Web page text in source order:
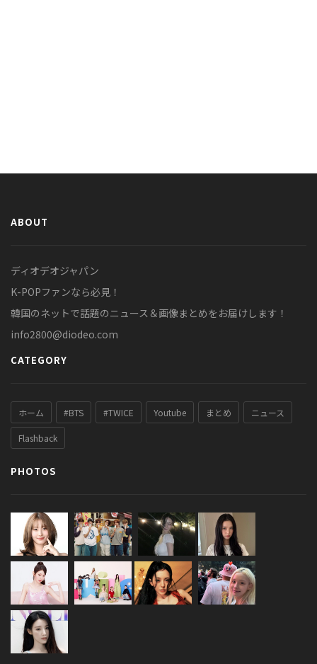
ABOUT
ディオデオジャパン
K-POPファンなら必見！
韓国のネットで話題のニュース＆画像まとめをお届けします！
info2800@diodeo.com
CATEGORY
ホーム #BTS #TWICE Youtube まとめ ニュース
Flashback
PHOTOS